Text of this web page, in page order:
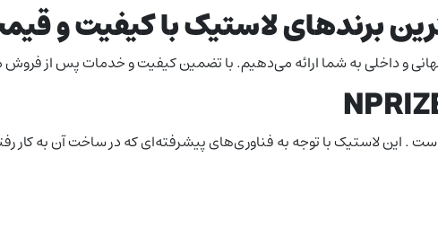
برندهای لاستیک با کیفیت و
جهانی و داخلی به شما ارائه می‌دهیم. با تضمین کیفیت و خدمات پس از
است . این لاستیک با توجه به فناوری‌های پیشرفته‌ای که در ساخت آن به کار